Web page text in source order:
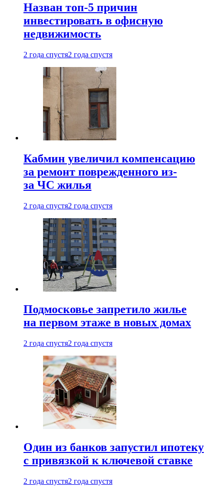
Назван топ-5 причин
инвестировать в офисную
недвижимость
2 года спустя2 года спустя
Кабмин увеличил компенсацию
за ремонт поврежденного из-
за ЧС жилья
2 года спустя2 года спустя
Подмосковье запретило жилье
на первом этаже в новых домах
2 года спустя2 года спустя
Один из банков запустил ипотеку
с привязкой к ключевой ставке
2 года спустя2 года спустя